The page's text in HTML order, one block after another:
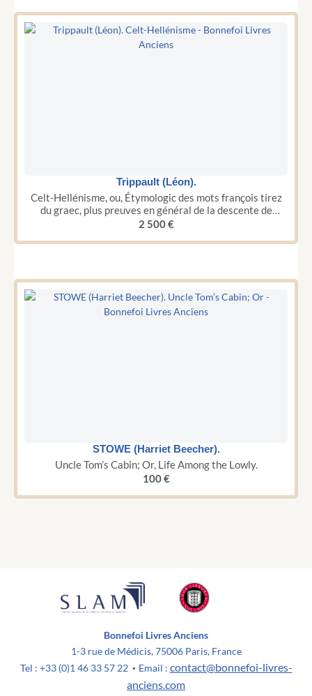
Trippault (Léon).
Celt-Hellénisme, ou, Étymologic des mots françois tirez
du graec, plus preuves en général de la descente de
nostre langue.
2 500€
STOWE (Harriet Beecher).
Uncle Tom’s Cabin; Or, Life Among the Lowly.
100€
Bonnefoi Livres Anciens
1-3 rue de Médicis, 75006 Paris, France
Tel : +33 (0)1 46 33 57 22 • Email : contact@bonnefoi-livres-
anciens.com